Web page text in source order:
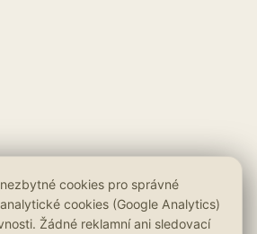
cookies pro správné
cookies (Google Analytics)
Žádné reklamní ani sledovací